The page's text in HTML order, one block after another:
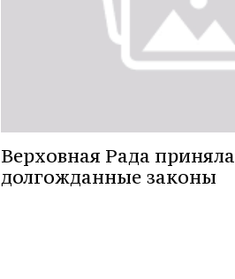
Верховная Рада приняла
долгожданные законы